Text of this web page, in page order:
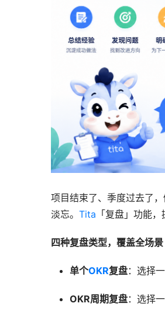
项目结束了、季度过去了
淡忘。 Tita 「复盘」功能
四种复盘类型，覆盖全场景
单个OKR复盘：选择
OKR周期复盘：选择